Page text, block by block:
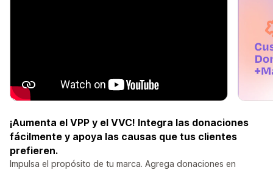
¡Aumenta el VPP y el VVC! Integra las donaciones
fácilmente y apoya las causas que tus clientes
prefieren.
Impulsa el propósito de tu marca. Agrega donaciones en